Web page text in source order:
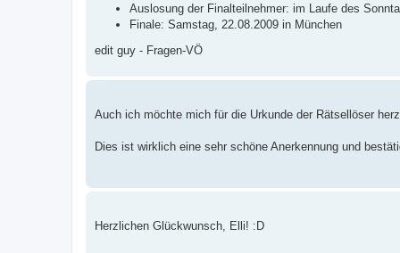
Auslosung der Finalteilnehmer: im Laufe des
Finale: Samstag, 22.08.2009 in München
edit guy - Fragen-VÖ
Auch ich möchte mich für die Urkunde der Rätsellöser
Dies ist wirklich eine sehr schöne Anerkennung und
Herzlichen Glückwunsch, Elli! :D